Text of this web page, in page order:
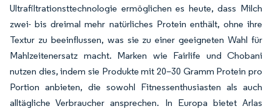
Ultrafiltrationsttechnologie ermöglichen es heute, dass Milch
zwei- bis dreimal mehr natürliches Protein enthält, ohne ihre
Textur zu beeinflussen, was sie zu einer geeigneten Wahl für
Mahlzeitenersatz macht. Marken wie Fairlife und Chobani
nutzen dies, indem sie Produkte mit 20–30 Gramm Protein pro
Portion anbieten, die sowohl Fitnessenthusiasten als auch
alltägliche Verbraucher ansprechen. In Europa bietet Arlas